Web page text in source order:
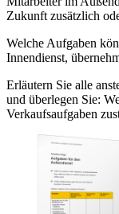
Zukunft zusätzlich
Welche Aufgaben
Innendienst,
Erläutern Sie alle
und überlegen Sie:
Verkaufsaufgaben